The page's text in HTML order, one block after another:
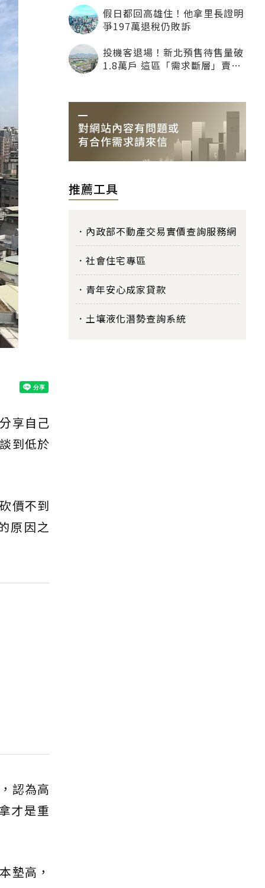
享自己
到低於
價不到
原因之
認為高
才是重
墊高，
假日都回高雄住！他拿里長證明
爭197萬退稅仍敗訴
投機客退場！新北預售待售量破
1.8萬戶 這區「需求斷層」賣壓
推薦工具
內政部不動產交易實價查詢服務網
社會住宅專區
青年安心成家貸款
土壤液化潛勢查詢系統